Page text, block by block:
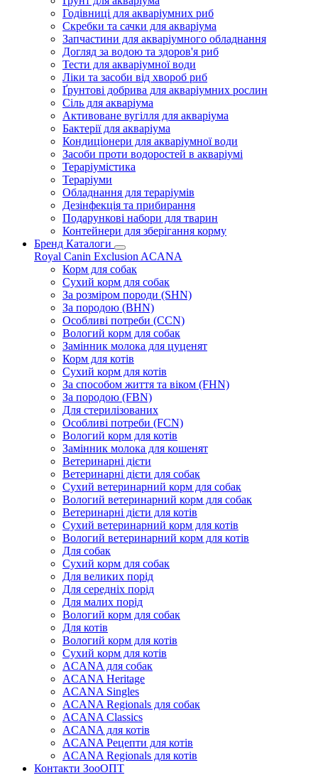
Годівниці для акваріумних риб
Скребки та сачки для акваріума
Запчастини для акваріумного обладнання
Догляд за водою та здоров'я риб
Тести для акваріумної води
Ліки та засоби від хвороб риб
Ґрунтові добрива для акваріумних рослин
Сіль для акваріума
Активоване вугілля для акваріума
Бактерії для акваріума
Кондиціонери для акваріумної води
Засоби проти водоростей в акваріумі
Тераріумістика
Тераріуми
Обладнання для тераріумів
Дезінфекція та прибирання
Подарункові набори для тварин
Контейнери для зберігання корму
Бренд Каталоги
Royal Canin Exclusion ACANA
Корм для собак
Сухий корм для собак
За розміром породи (SHN)
За породою (BHN)
Особливі потреби (CCN)
Вологий корм для собак
Замінник молока для цуценят
Корм для котів
Сухий корм для котів
За способом життя та віком (FHN)
За породою (FBN)
Для стерилізованих
Особливі потреби (FCN)
Вологий корм для котів
Замінник молока для кошенят
Ветеринарні дієти
Ветеринарні дієти для собак
Сухий ветеринарний корм для собак
Вологий ветеринарний корм для собак
Ветеринарні дієти для котів
Сухий ветеринарний корм для котів
Вологий ветеринарний корм для котів
Для собак
Сухий корм для собак
Для великих порід
Для середніх порід
Для малих порід
Вологий корм для собак
Для котів
Вологий корм для котів
Сухий корм для котів
ACANA для собак
ACANA Heritage
ACANA Singles
ACANA Regionals для собак
ACANA Classics
ACANA для котів
ACANA Рецепти для котів
ACANA Regionals для котів
Контакти ЗооОПТ